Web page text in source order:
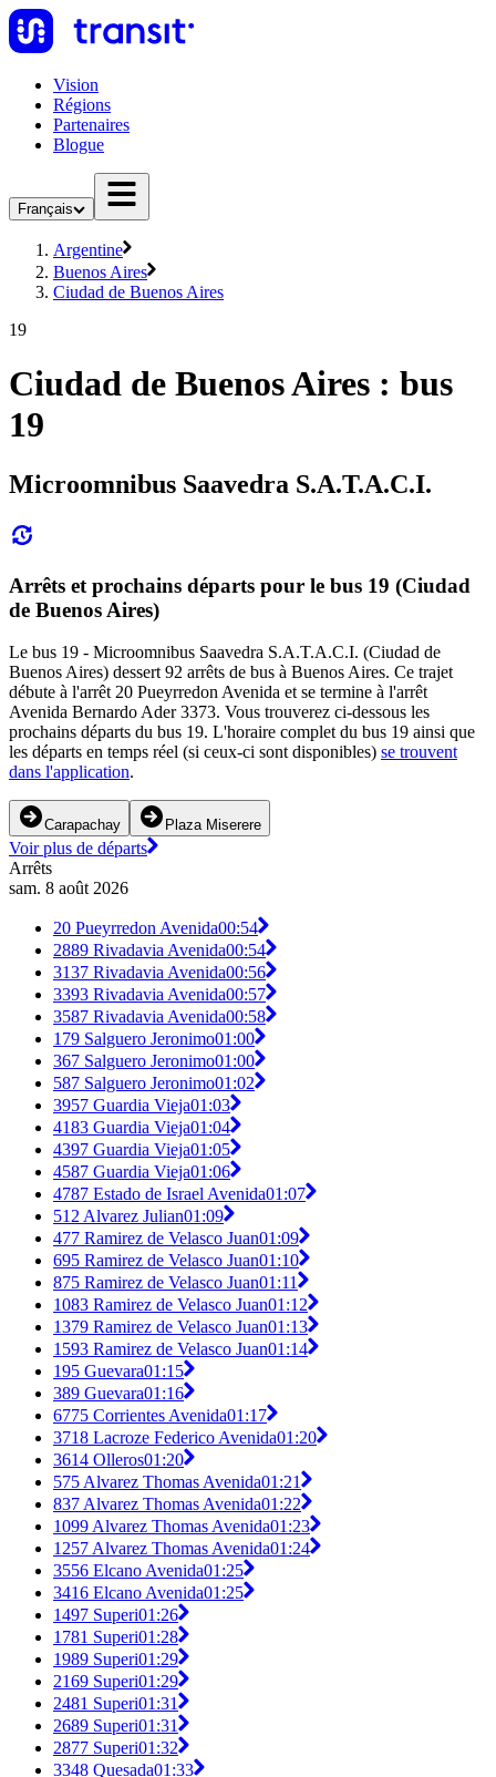
Vision
Régions
Partenaires
Blogue
Français
Argentine
Buenos Aires
Ciudad de Buenos Aires
19
Ciudad de Buenos Aires : bus
19
Microomnibus Saavedra S.A.T.A.C.I.
Arrêts et prochains départs pour le bus 19 (Ciudad
de Buenos Aires)
Le bus 19 - Microomnibus Saavedra S.A.T.A.C.I. (Ciudad de
Buenos Aires) dessert 92 arrêts de bus à Buenos Aires. Ce trajet
débute à l'arrêt 20 Pueyrredon Avenida et se termine à l'arrêt
Avenida Bernardo Ader 3373. Vous trouverez ci-dessous les
prochains départs du bus 19. L'horaire complet du bus 19 ainsi que
les départs en temps réel (si ceux-ci sont disponibles) se trouvent
dans l'application.
Carapachay Plaza Miserere
Voir plus de départs
Arrêts
sam. 8 août 2026
20 Pueyrredon Avenida00:54
2889 Rivadavia Avenida00:54
3137 Rivadavia Avenida00:56
3393 Rivadavia Avenida00:57
3587 Rivadavia Avenida00:58
179 Salguero Jeronimo01:00
367 Salguero Jeronimo01:00
587 Salguero Jeronimo01:02
3957 Guardia Vieja01:03
4183 Guardia Vieja01:04
4397 Guardia Vieja01:05
4587 Guardia Vieja01:06
4787 Estado de Israel Avenida01:07
512 Alvarez Julian01:09
477 Ramirez de Velasco Juan01:09
695 Ramirez de Velasco Juan01:10
875 Ramirez de Velasco Juan01:11
1083 Ramirez de Velasco Juan01:12
1379 Ramirez de Velasco Juan01:13
1593 Ramirez de Velasco Juan01:14
195 Guevara01:15
389 Guevara01:16
6775 Corrientes Avenida01:17
3718 Lacroze Federico Avenida01:20
3614 Olleros01:20
575 Alvarez Thomas Avenida01:21
837 Alvarez Thomas Avenida01:22
1099 Alvarez Thomas Avenida01:23
1257 Alvarez Thomas Avenida01:24
3556 Elcano Avenida01:25
3416 Elcano Avenida01:25
1497 Superi01:26
1781 Superi01:28
1989 Superi01:29
2169 Superi01:29
2481 Superi01:31
2689 Superi01:31
2877 Superi01:32
3348 Quesada01:33